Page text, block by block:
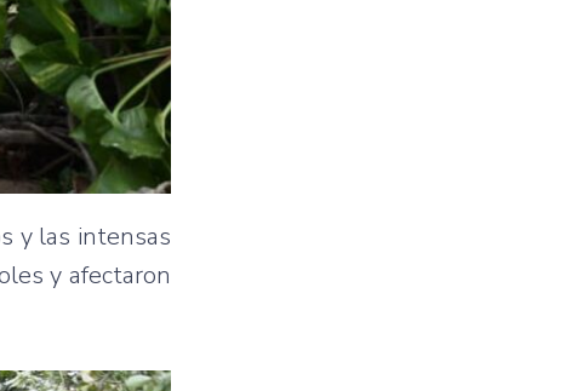
y las intensas
y afectaron